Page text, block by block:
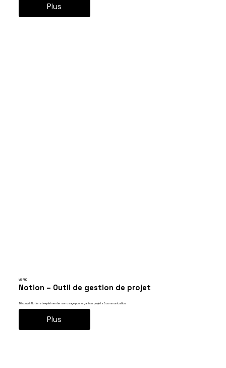
Plus
VIE PRO
Notion – Outil de gestion de projet
Découvrir Notion et expérimenter son usage pour organiser projets & communication.
Plus